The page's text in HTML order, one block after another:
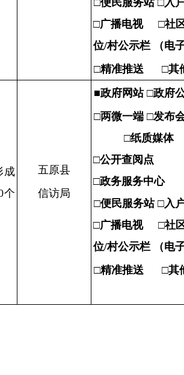
□便民服务站 □入
□广播电视 □社
位/村公示栏
（电
□精准推送 □其
成
个
五原县
信访局
■政府网站 □政府
□两微一端 □发布
□纸质媒体
□公开查阅点
□政务服务中心
□便民服务站 □入
□广播电视 □社
位/村公示栏
（电
□精准推送 □其